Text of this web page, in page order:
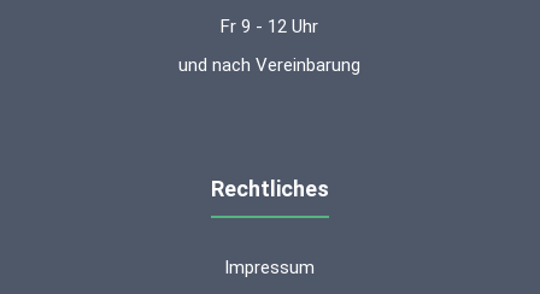
Fr 9 - 12 Uhr
und nach Vereinbarung
Rechtliches
Impressum